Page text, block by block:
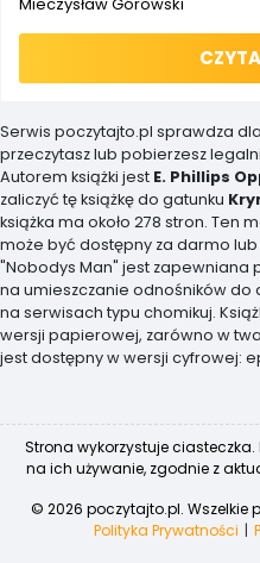
Serwis poczytajto.pl sprawdza
przeczytasz lub pobierzesz
Autorem książki jest E. Phillips
zaliczyć tę książkę do gatunku
książka ma około 278 stron. Ten
może być dostępny za darmo lub
"Nobodys Man" jest zapewniana
na umieszczanie odnośników do
na serwisach typu chomikuj.
wersji papierowej, zarówno w
jest dostępny w wersji cyfrowej:
Strona wykorzystuje
na ich używanie, zgodnie z
© 2026 poczytajto.pl. Wszelkie
Polityka Prywatności